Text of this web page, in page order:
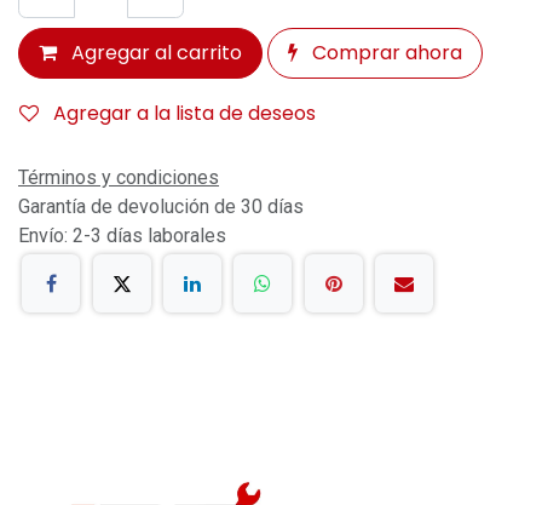
Agregar al carrito Comprar ahora
Agregar a la lista de deseos
Términos y condiciones
Garantía de devolución de 30 días
Envío: 2-3 días laborales